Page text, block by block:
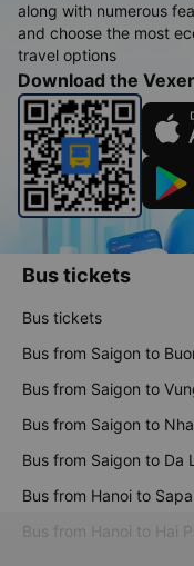
along with numerous
and choose the most
travel options
Download the
Bus tickets
Bus tickets
Bus from Saigon to
Bus from Saigon to
Bus from Saigon to
Bus from Saigon to Da
Bus from Hanoi to Sapa
Bus from Hanoi to Hai